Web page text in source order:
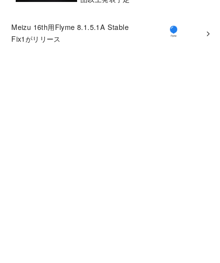
Meizu 16th用Flyme 8.1.5.1A Stable
Fix1がリリース